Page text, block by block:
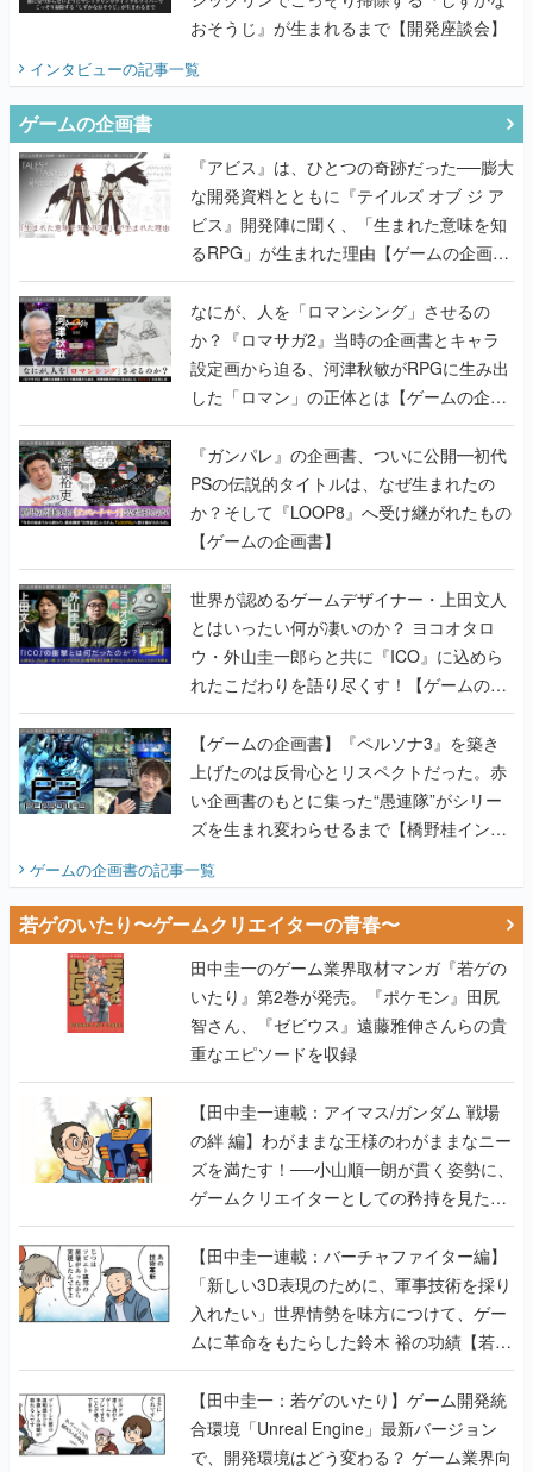
おそうじ』が生まれるまで【開発座談会】
インタビューの記事一覧
ゲームの企画書
『アビス』は、ひとつの奇跡だった──膨大
な開発資料とともに『テイルズ オブ ジ ア
ビス』開発陣に聞く、「生まれた意味を知
るRPG」が生まれた理由【ゲームの企画
書】
なにが、人を「ロマンシング」させるの
か？『ロマサガ2』当時の企画書とキャラ
設定画から迫る、河津秋敏がRPGに生み出
した「ロマン」の正体とは【ゲームの企画
書】
『ガンパレ』の企画書、ついに公開━初代
PSの伝説的タイトルは、なぜ生まれたの
か？そして『LOOP8』へ受け継がれたもの
【ゲームの企画書】
世界が認めるゲームデザイナー・上田文人
とはいったい何が凄いのか？ ヨコオタロ
ウ・外山圭一郎らと共に『ICO』に込めら
れたこだわりを語り尽くす！【ゲームの企
画書】
【ゲームの企画書】『ペルソナ3』を築き
上げたのは反骨心とリスペクトだった。赤
い企画書のもとに集った“愚連隊”がシリー
ズを生まれ変わらせるまで【橋野桂インタ
ビュー】
ゲームの企画書の記事一覧
若ゲのいたり〜ゲームクリエイターの青春〜
田中圭一のゲーム業界取材マンガ『若ゲの
いたり』第2巻が発売。『ポケモン』田尻
智さん、『ゼビウス』遠藤雅伸さんらの貴
重なエピソードを収録
【田中圭一連載：アイマス/ガンダム 戦場
の絆 編】わがままな王様のわがままなニー
ズを満たす！──小山順一朗が貫く姿勢に、
ゲームクリエイターとしての矜持を見た
【若ゲのいたり最終回】
【田中圭一連載：バーチャファイター編】
「新しい3D表現のために、軍事技術を採り
入れたい」世界情勢を味方につけて、ゲー
ムに革命をもたらした鈴木 裕の功績【若ゲ
のいたり】
【田中圭一：若ゲのいたり】ゲーム開発統
合環境「Unreal Engine」最新バージョン
で、開発環境はどう変わる？ ゲーム業界向